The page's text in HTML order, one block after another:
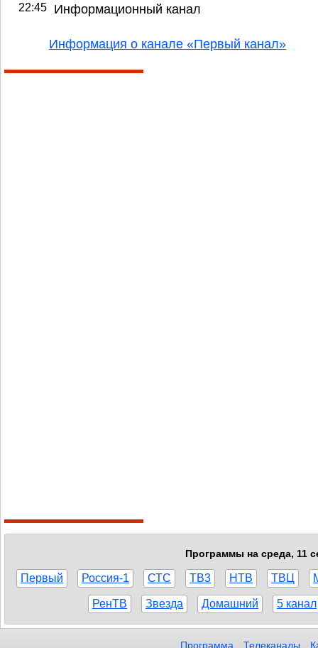
22:45 Информационный канал
Информация о канале «Первый канал»
Программы на среда, 11
Первый Россия-1 СТС ТВ3 НТВ ТВЦ
РенТВ Звезда Домашний 5 канал
Программа Телеканалы